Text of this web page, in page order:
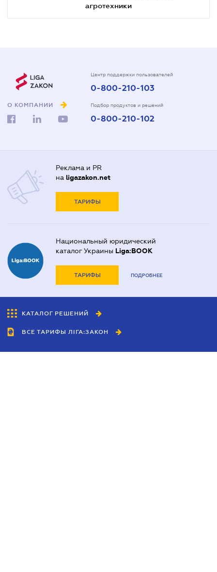
агротехники
О КОМПАНИИ
Центр поддержки пользователей
0-800-210-103
Подбор продуктов и решений
0-800-210-102
Реклама и PR
на ligazakon.net
ТАРИФЫ
Национальный юридический
каталог Украины Liga:BOOK
ТАРИФЫ ПОДРОБНЕЕ
КАТАЛОГ РЕШЕНИЙ
ВСЕ ТАРИФЫ ЛІГА:ЗАКОН